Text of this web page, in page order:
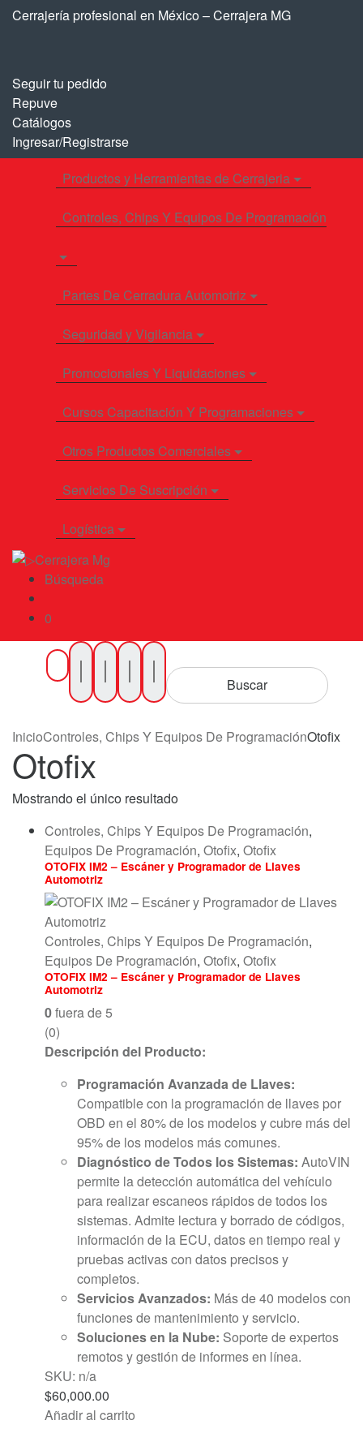
Saltar
Saltar
Cerrajería profesional en México – Cerrajera MG
Seguir tu pedido
Repuve
Catálogos
Ingresar/Registrarse
Productos y Herramientas de Cerrajeria
Controles, Chips Y Equipos De Programación
Partes De Cerradura Automotriz
Seguridad y Vigilancia
Promocionales Y Liquidaciones
Cursos Capacitación Y Programaciones
Otros Productos Comerciales
Servicios De Suscripción
Logística
Búsqueda
0
Buscar
por
Productos
Buscar
InicioControles, Chips Y Equipos De ProgramaciónOtofix
Otofix
Mostrando el único resultado
Controles, Chips Y Equipos De Programación,
Equipos De Programación, Otofix, Otofix
OTOFIX IM2 – Escáner y Programador de Llaves
Automotriz
Controles, Chips Y Equipos De Programación,
Equipos De Programación, Otofix, Otofix
OTOFIX IM2 – Escáner y Programador de Llaves
Automotriz
0fuera de 5
(0)
Descripción del Producto:
Programación Avanzada de Llaves:
Compatible con la programación de llaves por
OBD en el 80% de los modelos y cubre más del
95% de los modelos más comunes.
Diagnóstico de Todos los Sistemas: AutoVIN
permite la detección automática del vehículo
para realizar escaneos rápidos de todos los
sistemas. Admite lectura y borrado de códigos,
información de la ECU, datos en tiempo real y
pruebas activas con datos precisos y
completos.
Servicios Avanzados: Más de 40 modelos con
funciones de mantenimiento y servicio.
Soluciones en la Nube: Soporte de expertos
remotos y gestión de informes en línea.
SKU: n/a
$60,000.00
Añadir al carrito